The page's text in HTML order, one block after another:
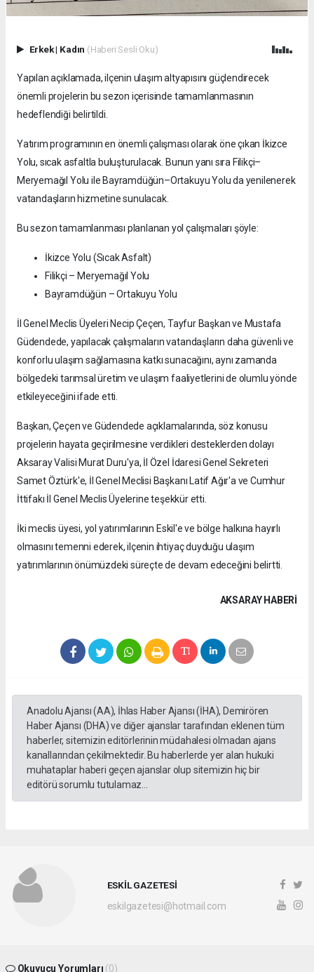
Erkek| Kadın (Haberi Sesli Oku)
Yapılan açıklamada, ilçenin ulaşım altyapısını güçlendirecek
önemli projelerin bu sezon içerisinde tamamlanmasının
hedeflendiği belirtildi.
Yatırım programının en önemli çalışması olarak öne çıkan İkizce
Yolu, sıcak asfaltla buluşturulacak. Bunun yanı sıra Filikçi–
Meryemağıl Yolu ile Bayramdüğün–Ortakuyu Yolu da yenilenerek
vatandaşların hizmetine sunulacak.
Bu sezon tamamlanması planlanan yol çalışmaları şöyle:
İkizce Yolu (Sıcak Asfalt)
Filikçi – Meryemağıl Yolu
Bayramdüğün – Ortakuyu Yolu
İl Genel Meclis Üyeleri Necip Çeçen, Tayfur Başkan ve Mustafa
Güdendede, yapılacak çalışmaların vatandaşların daha güvenli ve
konforlu ulaşım sağlamasına katkı sunacağını, aynı zamanda
bölgedeki tarımsal üretim ve ulaşım faaliyetlerini de olumlu yönde
etkileyeceğini ifade etti.
Başkan, Çeçen ve Güdendede açıklamalarında, söz konusu
projelerin hayata geçirilmesine verdikleri desteklerden dolayı
Aksaray Valisi Murat Duru'ya, İl Özel İdaresi Genel Sekreteri
Samet Öztürk'e, İl Genel Meclisi Başkanı Latif Ağır'a ve Cumhur
İttifakı İl Genel Meclis Üyelerine teşekkür etti.
İki meclis üyesi, yol yatırımlarının Eskil'e ve bölge halkına hayırlı
olmasını temenni ederek, ilçenin ihtiyaç duyduğu ulaşım
yatırımlarının önümüzdeki süreçte de devam edeceğini belirtti.
AKSARAY HABERİ
Anadolu Ajansı (AA), İhlas Haber Ajansı (İHA), Demirören
Haber Ajansı (DHA) ve diğer ajanslar tarafından eklenen tüm
haberler, sitemizin editörlerinin müdahalesi olmadan ajans
kanallarından çekilmektedir. Bu haberlerde yer alan hukuki
muhataplar haberi geçen ajanslar olup sitemizin hiç bir
editörü sorumlu tutulamaz...
ESKİL GAZETESİ
eskilgazetesi@hotmail.com
Okuyucu Yorumları (0)